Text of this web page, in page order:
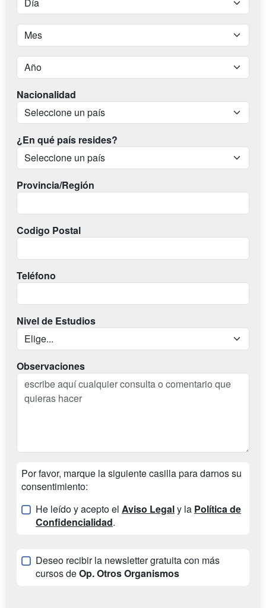
Nacionalidad
¿En qué país resides?
Provincia/Región
Codigo Postal
Teléfono
Nivel de Estudios
Observaciones
Por favor, marque la siguiente casilla para darnos su
consentimiento:
He leído y acepto el Aviso Legaly la Política de
Confidencialidad.
Deseo recibir la newsletter gratuita con más
cursos deOp. Otros Organismos